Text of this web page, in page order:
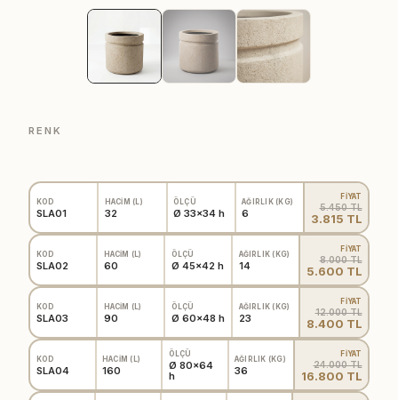
KOD
SLA01
HACİM (L)
32
ÖLÇÜ
Ø 33x34 h
AĞIRLIK (KG)
6
FİYAT
5.450 TL
3.815 TL
KOD
SLA02
HACİM (L)
60
ÖLÇÜ
Ø 45x42 h
AĞIRLIK (KG)
14
FİYAT
8.000 TL
5.600 TL
KOD
SLA03
HACİM (L)
90
ÖLÇÜ
Ø 60x48 h
AĞIRLIK (KG)
23
FİYAT
12.000 TL
8.400 TL
KOD
SLA04
HACİM (L)
160
ÖLÇÜ
Ø 80x64
h
AĞIRLIK (KG)
36
FİYAT
24.000 TL
16.800 TL
RENK